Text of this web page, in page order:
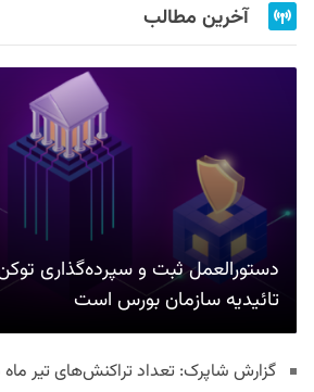
آخرین مطالب
دستورالعمل ثبت و سپرده‌گذاری توکن
تائیدیه سازمان بورس است